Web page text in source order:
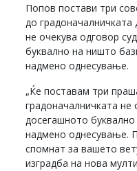
Попов постави три
до градоначалничката
не очекува одговор
буквално на ништо
надмено однесување.
„Ќе поставам три
градоначалничката не
досегашното
надмено однесување.
спомнат за вашето
изградба на нова